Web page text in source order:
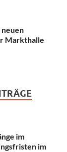
neuen
Markthalle
im
im